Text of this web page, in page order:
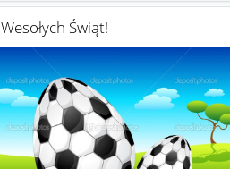
Wesołych Świąt!